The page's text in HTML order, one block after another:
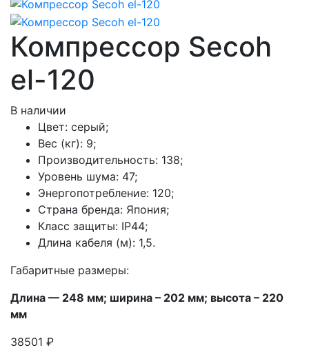
Компрессор Secoh
el-120
В наличии
Цвет: серый;
Вес (кг): 9;
Производительность: 138;
Уровень шума: 47;
Энергопотребление: 120;
Страна бренда: Япония;
Класс защиты: IP44;
Длина кабеля (м): 1,5.
Габаритные размеры:
Длина — 248 мм; ширина – 202 мм; высота – 220
мм
38501 ₽